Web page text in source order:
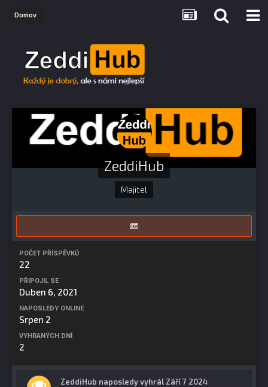
Domov
ZeddiHub
Majitel
POČET PŘÍSPĚVKŮ
22
PŘIPOJIL SE
Duben 6, 2021
NAPOSLEDY ONLINE
Srpen 2
VYHRANÝCH DNÍ
2
ZeddiHub naposledy vyhrál Září 7 2024